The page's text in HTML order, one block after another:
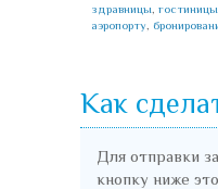
здравницы гостиницы
аэропорту
Как
Для отправки
кнопку ниже